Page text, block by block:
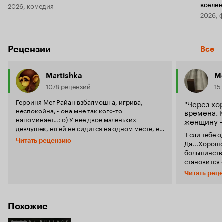
2026, комедия
2026,
Рецензии Все
Martishka
1078 рецензий
Героиня Мег Райан взбалмошна, игрива,
неспокойна, - она мне так кого-то
напоминает…: о) У нее двое маленьких
девчушек, но ей не сидится на одном месте, ее
что-то беспокоит, а эти беспокойства и
сомнения она прячет в бокале алкоголя. Раз-
и он, правда, по-настоящему любит ее. Даже
очень пьяную. А девочки! Это крошки
Читать рецензию
''Через
времена.
женщину
'Если тебе
становится
Читать
Похожие